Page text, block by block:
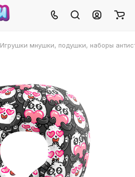
Игрушки мнушки, подушки, наборы